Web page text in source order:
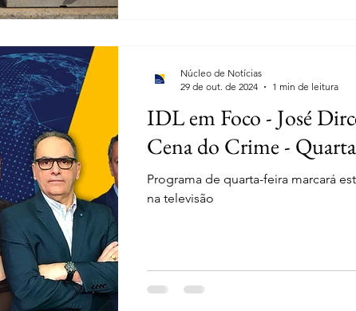
IDL em Foco - José
Cena do Crime -
Programa de quarta-feira marcará
na televisão
Núcleo de Notícias
29 de out. de 2024
1 min de leitura